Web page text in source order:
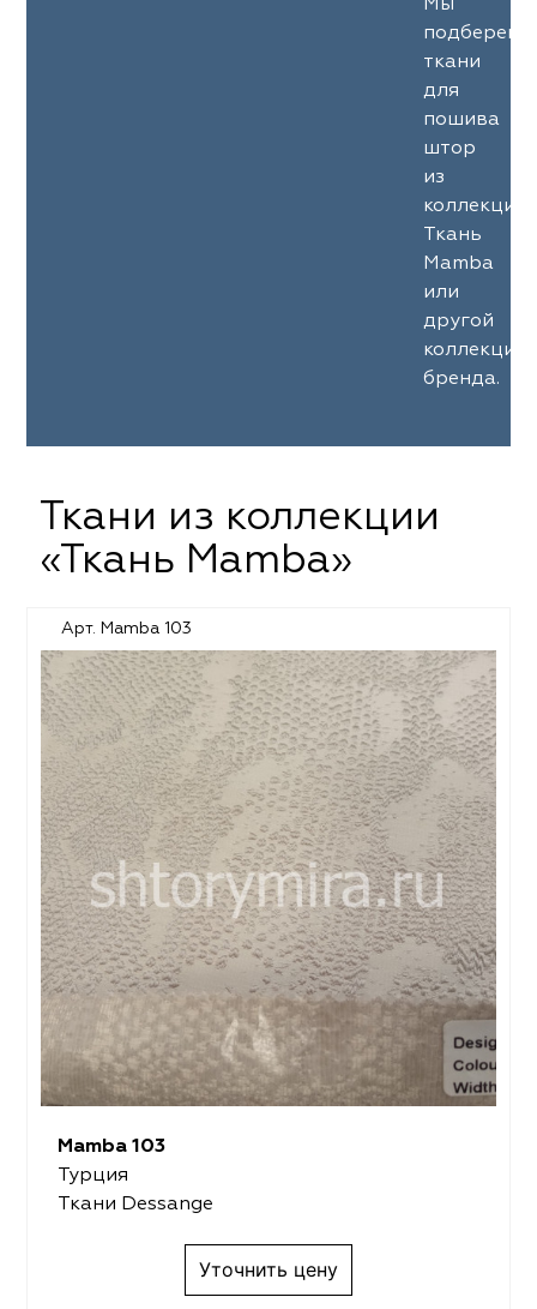
Мы
подберем
ткани
для
пошива
штор
из
Ткань
Mamba
или
другой
коллекции
бренда.
Ткани из коллекции
«Ткань Mamba»
Арт. Mamba 103
Mamba 103
Турция
Ткани Dessange
Уточнить цену